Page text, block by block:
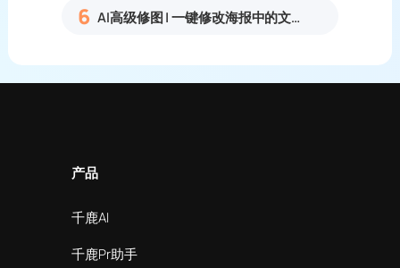
6 AI高级修图 | 一键修改海报中的文字
产品
千鹿AI
千鹿Pr助手